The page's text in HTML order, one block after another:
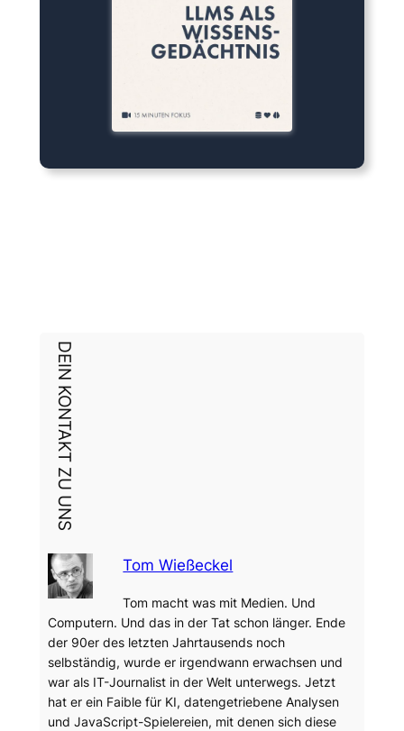
DEIN KONTAKT ZU UNS
Tom Wießeckel
Tom macht was mit Medien. Und
Computern. Und das in der Tat schon länger. Ende
der 90er des letzten Jahrtausends noch
selbständig, wurde er irgendwann erwachsen und
war als IT-Journalist in der Welt unterwegs. Jetzt
hat er ein Faible für KI, datengetriebene Analysen
und JavaScript-Spielereien, mit denen sich diese